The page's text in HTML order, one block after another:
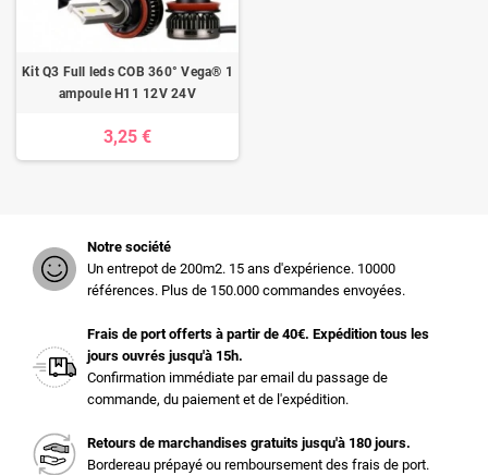
Kit Q3 Full leds COB 360° Vega® 1
ampoule H11 12V 24V
3,25 €
Notre société
Un entrepot de 200m2. 15 ans d'expérience. 10000
références. Plus de 150.000 commandes envoyées.
Frais de port offerts à partir de 40€. Expédition tous les
jours ouvrés jusqu'à 15h.
Confirmation immédiate par email du passage de
commande, du paiement et de l'expédition.
Retours de marchandises gratuits jusqu'à 180 jours.
Bordereau prépayé ou remboursement des frais de port.